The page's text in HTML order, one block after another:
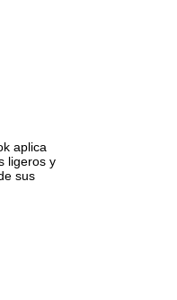
aplica
ligeros y
sus